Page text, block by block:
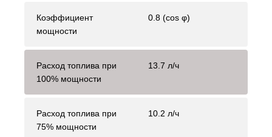
Коэффициент
мощности
0.8 (cos φ)
Расход топлива при
100% мощности
13.7 л/ч
Расход топлива при
75% мощности
10.2 л/ч